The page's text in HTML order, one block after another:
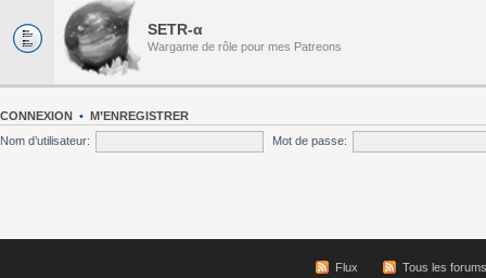
SETR-α
Wargame de rôle pour mes Patreons
CONNEXION • M’ENREGISTRER
Nom d’utilisateur:
Mot de passe:
Flux Tous les forums